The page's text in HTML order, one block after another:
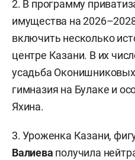
2. В программу
имущества на
включить несколько
центре Казани. В их
усадьба
гимназия на Булаке и
Яхина.
3. Уроженка Казани,
Валиева получила